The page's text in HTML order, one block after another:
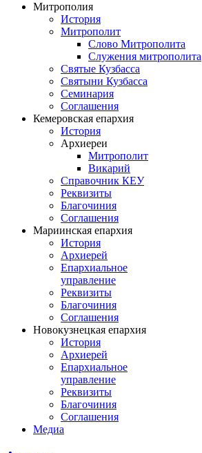
Митрополия
История
Митрополит
Слово Митрополита
Служения митрополита
Святые Кузбасса
Святыни Кузбасса
Семинария
Соглашения
Кемеровская епархия
История
Архиереи
Митрополит
Викарий
Справочник КЕУ
Реквизиты
Благочиния
Соглашения
Мариинская епархия
История
Архиерей
Епархиальное
управление
Реквизиты
Благочиния
Соглашения
Новокузнецкая епархия
История
Архиерей
Епархиальное
управление
Реквизиты
Благочиния
Соглашения
Медиа